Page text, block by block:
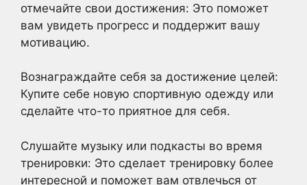
отмечайте свои достижения: Это поможет
вам увидеть прогресс и поддержит вашу
мотивацию.
Вознаграждайте себя за достижение целей:
Купите себе новую спортивную одежду или
сделайте что-то приятное для себя.
Слушайте музыку или подкасты во время
тренировки: Это сделает тренировку более
интересной и поможет вам отвлечься от